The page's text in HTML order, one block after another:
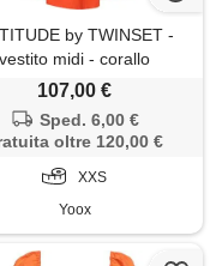
by TWINSET -
vestito midi - corallo
107,00 €
Sped. 6,00 €
oltre 120,00 €
XXS
Yoox